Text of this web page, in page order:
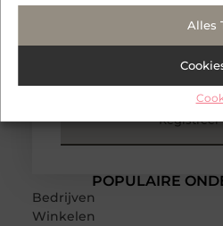
Alles
POPULAIRE
Bedrijven
Winkelen
deel en inspireer!
Ons platform is dé plek voor
Registreer vandaag en maak
Registreer